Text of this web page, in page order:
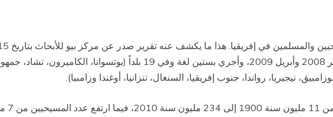
وجاء نتيجة بحث شمل 25000 إفريقي في الفترة الممتدة بين ديسمبر 2008 وأبريل 2009، وأجري بستين لغة وفي 19 بلداً
نيجيريا، رواندا، جنوب إفريقيا، السنغال، تنزانيا، أوغندا وزامبيا).